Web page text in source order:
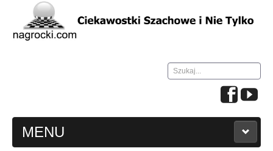
Szukaj...
MENU